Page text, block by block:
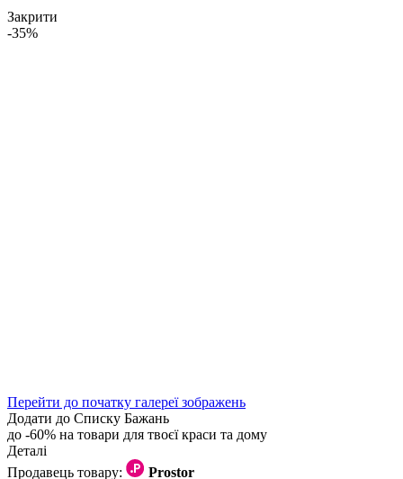
Закрити
-35%
Перейти до початку галереї зображень
Додати до Списку Бажань
до -60% на товари для твоєї краси та дому
Деталі
Продавець товару:
Prostor